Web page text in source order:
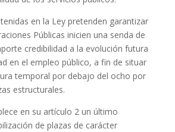
en la Ley pretenden garantizar
Públicas inicien una senda de
credibilidad a la evolución futura
en el empleo público, a fin de situar
temporal por debajo del ocho por
estructurales.
en su artículo 2 un último
de plazas de carácter